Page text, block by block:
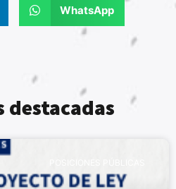
WhatsApp
destacadas